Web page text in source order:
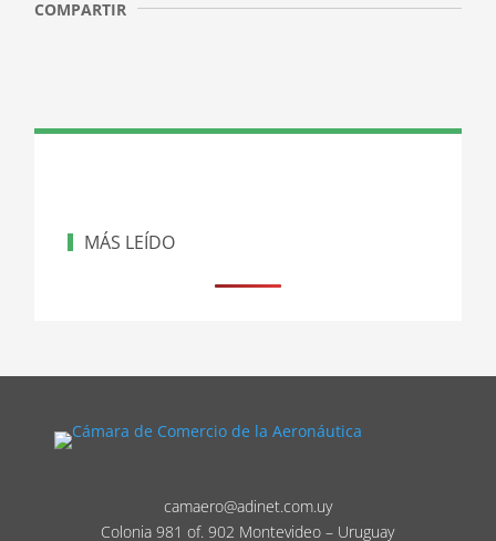
MÁS LEÍDO
camaero@adinet.com.uy
Colonia 981 of. 902 Montevideo – Uruguay